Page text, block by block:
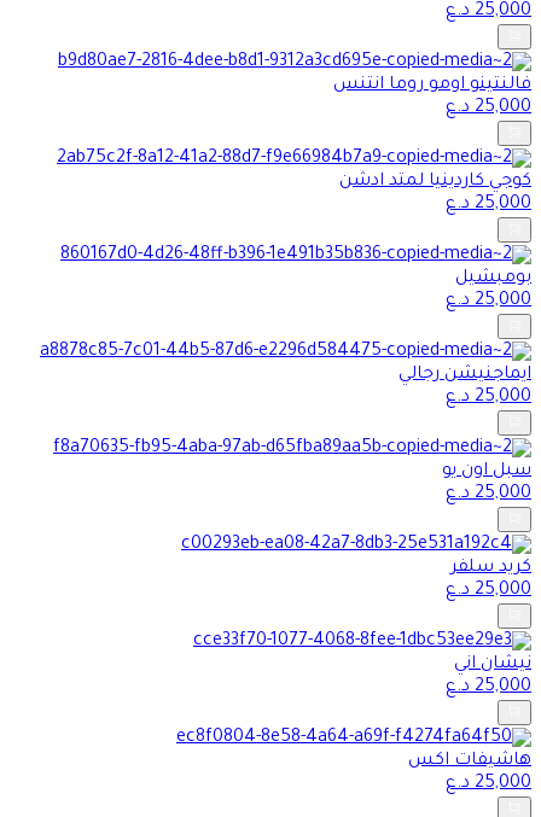
25,000د.ع
فالنتينو اومو روما انتنس
25,000د.ع
كوجي كاردينيا لمتد ادشن
25,000د.ع
بومبشيل
25,000د.ع
ايماجنيشن رجالي
25,000د.ع
سبل اون يو
25,000د.ع
كريد سلفر
25,000د.ع
نيشان اني
25,000د.ع
هاشيفات اكس
25,000د.ع